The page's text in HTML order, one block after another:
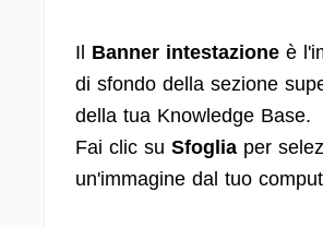
Il Banner intestazione è
di sfondo della sezione
della tua Knowledge Base.
Fai clic su Sfoglia per
un'immagine dal tuo